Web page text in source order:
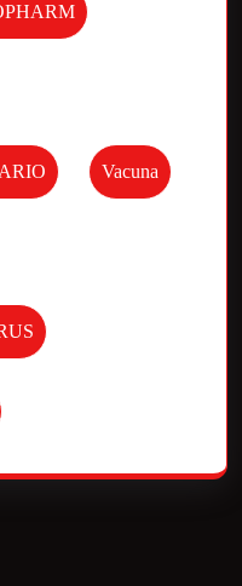
Vacuna